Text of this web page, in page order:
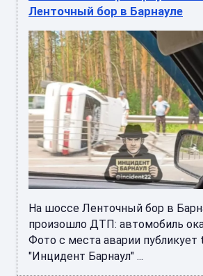
Ленточный бор в Барнауле
На шоссе Ленточный бор в
произошло ДТП: автомобиль
Фото с места аварии публикует
"Инцидент Барнаул" ...